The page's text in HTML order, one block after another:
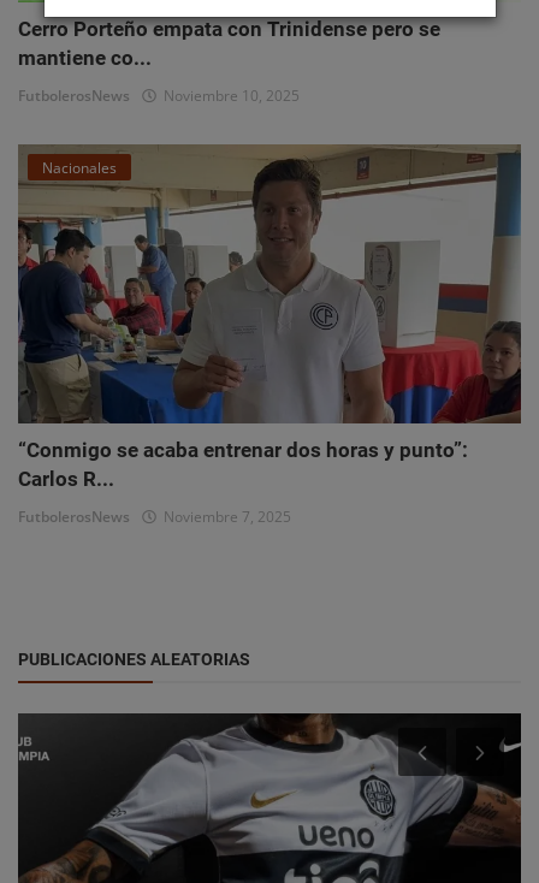
Cerro Porteño empata con Trinidense pero se
mantiene co...
FutbolerosNews Noviembre 10, 2025
Nacionales
“Conmigo se acaba entrenar dos horas y punto”:
Carlos R...
FutbolerosNews Noviembre 7, 2025
PUBLICACIONES ALEATORIAS